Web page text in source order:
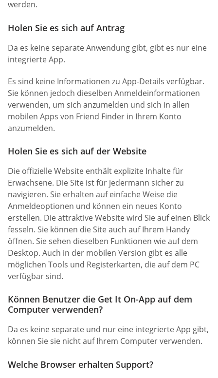
werden.
Holen Sie es sich auf Antrag
Da es keine separate Anwendung gibt, gibt es nur eine
integrierte App.
Es sind keine Informationen zu App-Details verfügbar.
Sie können jedoch dieselben Anmeldeinformationen
verwenden, um sich anzumelden und sich in allen
mobilen Apps von Friend Finder in Ihrem Konto
anzumelden.
Holen Sie es sich auf der Website
Die offizielle Website enthält explizite Inhalte für
Erwachsene. Die Site ist für jedermann sicher zu
navigieren. Sie erhalten auf einfache Weise die
Anmeldeoptionen und können ein neues Konto
erstellen. Die attraktive Website wird Sie auf einen Blick
fesseln. Sie können die Site auch auf Ihrem Handy
öffnen. Sie sehen dieselben Funktionen wie auf dem
Desktop. Auch in der mobilen Version gibt es alle
möglichen Tools und Registerkarten, die auf dem PC
verfügbar sind.
Können Benutzer die Get It On-App auf dem
Computer verwenden?
Da es keine separate und nur eine integrierte App gibt,
können Sie sie nicht auf Ihrem Computer verwenden.
Welche Browser erhalten Support?